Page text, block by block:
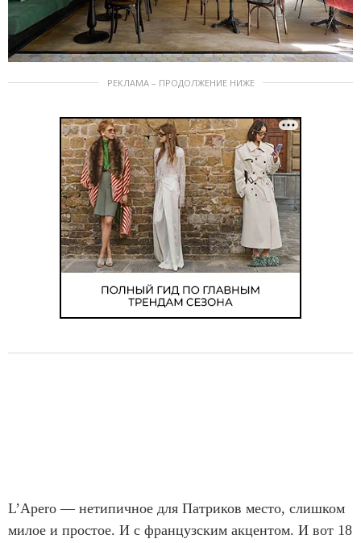
РЕКЛАМА – ПРОДОЛЖЕНИЕ НИЖЕ
L’Apero — нетипичное для Патриков место, слишком
милое и простое. И с французским акцентом. И вот 18